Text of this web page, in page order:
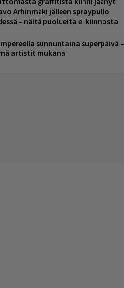
Arhinmäki jälleen spraypullo
– näitä puolueita ei kiinnosta
sunnuntaina superpäivä –
artistit mukana